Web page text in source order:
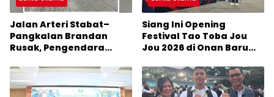
Jalan Arteri Stabat–
Pangkalan Brandan
Rusak, Pengendara
Siang Ini Opening
Festival Tao Toba Jou
Jou 2026 di Onan Baru
Dihibur Marsada Band